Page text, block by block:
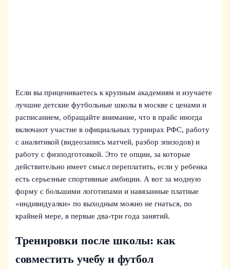
Если вы прицениваетесь к крупным академиям и изучаете
лучшие детские футбольные школы в москве с ценами и
расписанием, обращайте внимание, что в прайс иногда
включают участие в официальных турнирах РФС, работу
с аналитикой (видеозапись матчей, разбор эпизодов) и
работу с физподготовкой. Это те опции, за которые
действительно имеет смысл переплатить, если у ребенка
есть серьезные спортивные амбиции. А вот за модную
форму с большими логотипами и навязанные платные
«индивидуалки» по выходным можно не гнаться, по
крайней мере, в первые два‑три года занятий.
Тренировки после школы: как
совместить учебу и футбол